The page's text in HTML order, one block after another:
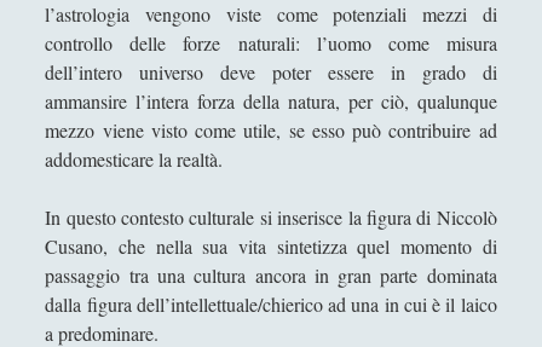
La natura sconfitta di Spinoza - Un'analisi
critica
La via del samurai: tra Daidòji Yuzàn e
Yamamoto Tsunemoto Considerazioni
analitiche sul modello del guerriero
Niccolò Cusano - Vita e pensiero
Plato and Analytic Epistemology. Has Plato
Been Set Aside?
Renato Cartesio - Vita e le Meditazioni
l’astrologia vengono viste come potenziali mezzi di
controllo delle forze naturali: l’uomo come misura
dell’intero universo deve poter essere in grado di
ammansire l’intera forza della natura, per ciò, qualunque
mezzo viene visto come utile, se esso può contribuire ad
addomesticare la realtà.
In questo contesto culturale si inserisce la figura di Niccolò
Cusano, che nella sua vita sintetizza quel momento di
passaggio tra una cultura ancora in gran parte dominata
dalla figura dell’intellettuale/chierico ad una in cui è il laico
a predominare.